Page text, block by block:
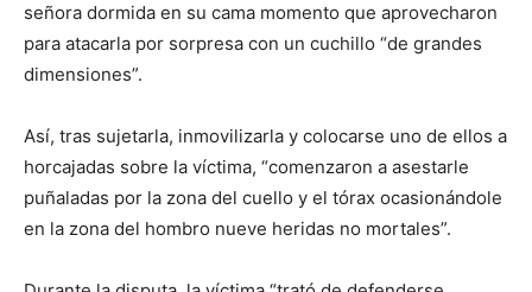
señora dormida en su cama momento que aprovecharon
para atacarla por sorpresa con un cuchillo “de grandes
dimensiones”.
Así, tras sujetarla, inmovilizarla y colocarse uno de ellos a
horcajadas sobre la víctima, “comenzaron a asestarle
puñaladas por la zona del cuello y el tórax ocasionándole
en la zona del hombro nueve heridas no mortales”.